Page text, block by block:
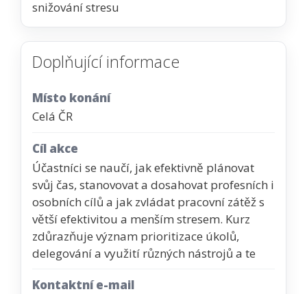
snižování stresu
Doplňující informace
Místo konání
Celá ČR
Cíl akce
Účastníci se naučí, jak efektivně plánovat
svůj čas, stanovovat a dosahovat profesních i
osobních cílů a jak zvládat pracovní zátěž s
větší efektivitou a menším stresem. Kurz
zdůrazňuje význam prioritizace úkolů,
delegování a využití různých nástrojů a te
Kontaktní e-mail